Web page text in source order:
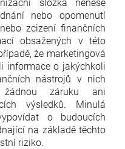
nebo opomenutí
zcizení finančních
obsažených v této
že marketingová
informace o jakýchkoli
nástrojů v nich
žádnou záruku ani
výsledků. Minulá
o budoucích
na základě těchto
riziko.